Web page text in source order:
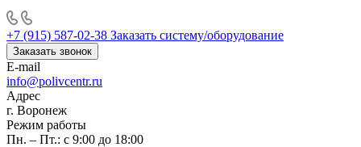
+7 (915) 587-02-38 Заказать систему/оборудование
Заказать звонок
E-mail
info@polivcentr.ru
Адрес
г. Воронеж
Режим работы
Пн. – Пт.: с 9:00 до 18:00